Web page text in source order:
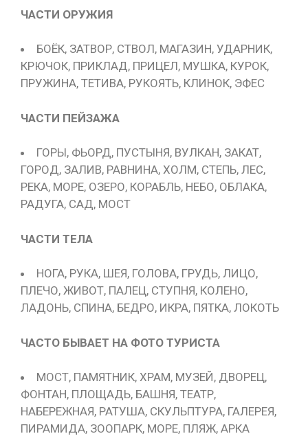
ЧАСТИ ОРУЖИЯ
БОЁК, ЗАТВОР, СТВОЛ, МАГАЗИН, УДАРНИК,
КРЮЧОК, ПРИКЛАД, ПРИЦЕЛ, МУШКА, КУРОК,
ПРУЖИНА, ТЕТИВА, РУКОЯТЬ, КЛИНОК, ЭФЕС
ЧАСТИ ПЕЙЗАЖА
ГОРЫ, ФЬОРД, ПУСТЫНЯ, ВУЛКАН, ЗАКАТ,
ГОРОД, ЗАЛИВ, РАВНИНА, ХОЛМ, СТЕПЬ, ЛЕС,
РЕКА, МОРЕ, ОЗЕРО, КОРАБЛЬ, НЕБО, ОБЛАКА,
РАДУГА, САД, МОСТ
ЧАСТИ ТЕЛА
НОГА, РУКА, ШЕЯ, ГОЛОВА, ГРУДЬ, ЛИЦО,
ПЛЕЧО, ЖИВОТ, ПАЛЕЦ, СТУПНЯ, КОЛЕНО,
ЛАДОНЬ, СПИНА, БЕДРО, ИКРА, ПЯТКА, ЛОКОТЬ
ЧАСТО БЫВАЕТ НА ФОТО ТУРИСТА
МОСТ, ПАМЯТНИК, ХРАМ, МУЗЕЙ, ДВОРЕЦ,
ФОНТАН, ПЛОЩАДЬ, БАШНЯ, ТЕАТР,
НАБЕРЕЖНАЯ, РАТУША, СКУЛЬПТУРА, ГАЛЕРЕЯ,
ПИРАМИДА, ЗООПАРК, МОРЕ, ПЛЯЖ, АРКА